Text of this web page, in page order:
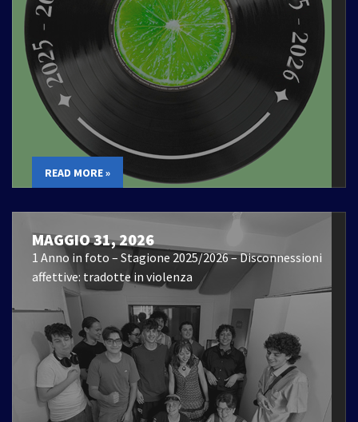
READ MORE »
MAGGIO 31, 2026
1 Anno in foto – Stagione 2025/2026 – Disconnessioni
affettive: tradotte in violenza